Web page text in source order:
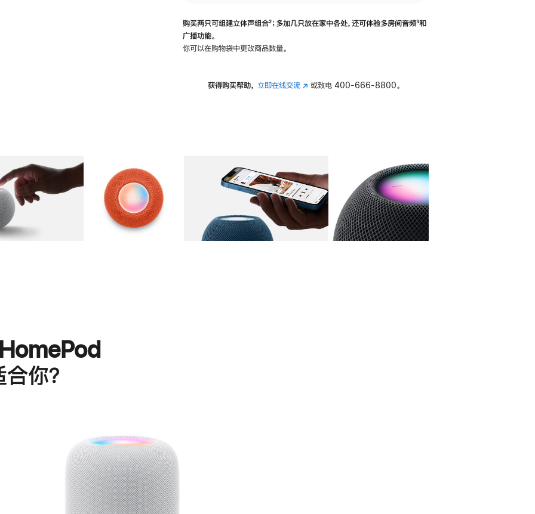
购买两只可组建立体声组合脚
²；多加几只放在家中各处，还可体验多‍房‍间音频脚
³和
广播功能。
你可以在购物袋中更改商品数量。
获得购买帮助， 立即在线交流(在 或致电 400-666-8800。
图库 图像 图库 图像 图库 图像 4 图库 图像 5
你？
进
一
步
了
解
HomePod<